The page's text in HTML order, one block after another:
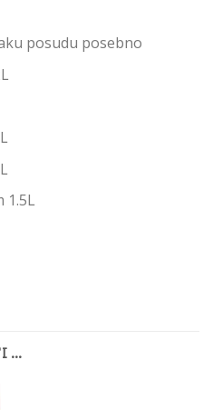
posudu posebno
1.5L
…